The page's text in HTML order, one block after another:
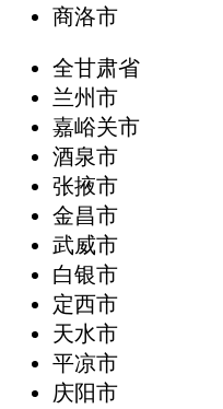
商洛市
全甘肃省
兰州市
嘉峪关市
酒泉市
张掖市
金昌市
武威市
白银市
定西市
天水市
平凉市
庆阳市